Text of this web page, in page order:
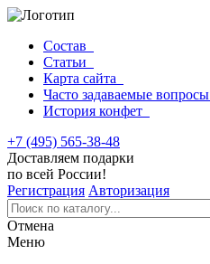
Состав
Статьи
Карта сайта
Часто задаваемые вопросы
История конфет
+7 (495) 565-38-48
Доставляем подарки
по всей России!
Регистрация Авторизация
Отмена
Меню